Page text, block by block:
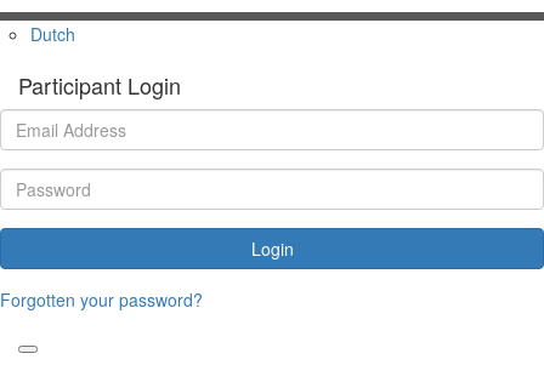
Dutch
Participant Login
Login
Forgotten your password?